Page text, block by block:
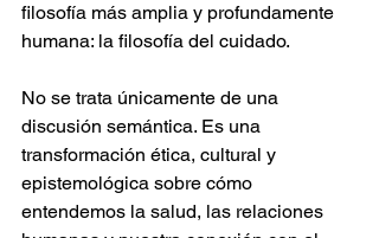
filosofía más amplia y profundamente
humana: la filosofía del cuidado.
No se trata únicamente de una
discusión semántica. Es una
transformación ética, cultural y
epistemológica sobre cómo
entendemos la salud, las relaciones